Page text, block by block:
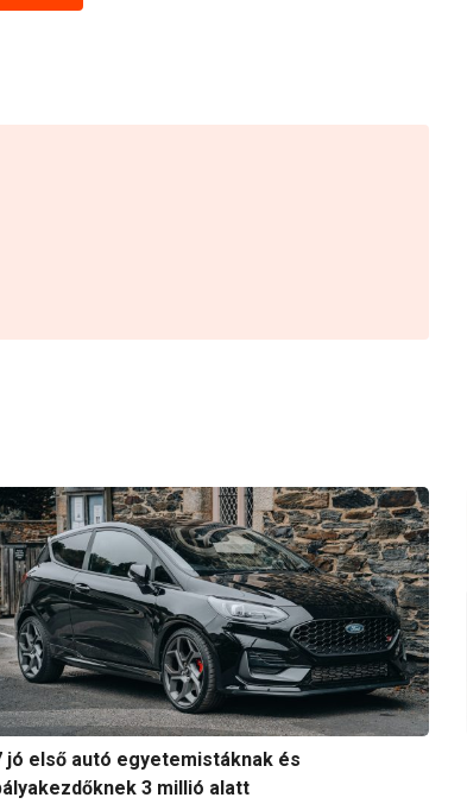
jó első autó egyetemistáknak és
3 millió alatt